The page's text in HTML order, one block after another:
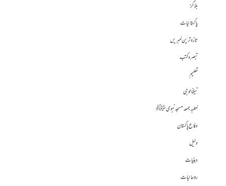
بلاگز
پاکستانیات
تازہ ترین خبریں
تبصرہ کتب
تعلیم
ٹیکنالوجی
خطبہ جمعہ مسجد نبوی ﷺ
دفاع پاکستان
دلیل
دینیات
روحانیات